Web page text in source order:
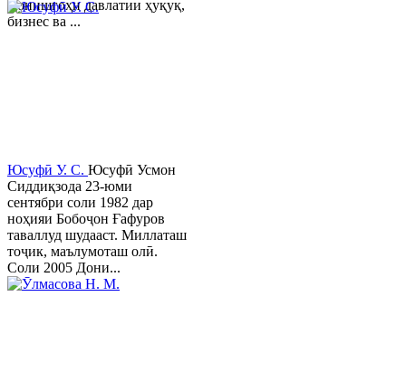
Донишгоҳи давлатии ҳуқуқ,
бизнес ва ...
Юсуфӣ У. C. Юсуфӣ Усмон
Сиддиқзода 23-юми
сентябри соли 1982 дар
ноҳияи Бобоҷон Ғафуров
таваллуд шудааст. Миллаташ
тоҷик, маълумоташ олӣ.
Соли 2005 Дони...